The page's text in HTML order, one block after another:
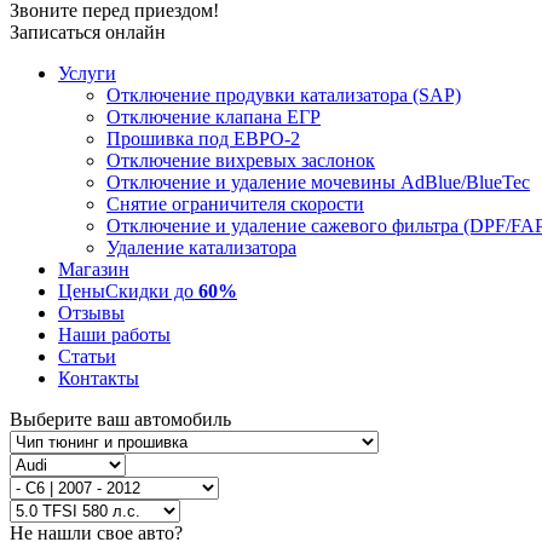
Звоните перед приездом!
Записаться онлайн
Услуги
Отключение продувки катализатора (SAP)
Отключение клапана ЕГР
Прошивка под ЕВРО-2
Отключение вихревых заслонок
Отключение и удаление мочевины AdBlue/BlueTec
Снятие ограничителя скорости
Отключение и удаление сажевого фильтра (DPF/
Удаление катализатора
Магазин
ЦеныСкидки до 60%
Отзывы
Наши работы
Статьи
Контакты
Выберите ваш автомобиль
Не нашли свое авто?